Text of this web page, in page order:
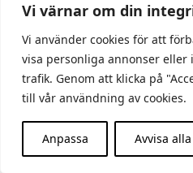
Vi värnar om din
Vi använder cookies för att
visa personliga annonser eller
trafik. Genom att klicka på
till vår användning av cookies.
Anpassa Avvisa alla